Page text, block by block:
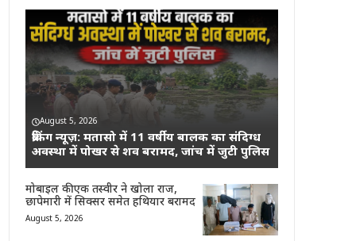
August 5, 2026
ब्रेकिंग न्यूज़: मतासो में 11 वर्षीय बालक का संदिग्ध
अवस्था में पोखर से शव बरामद, जांच में जुटी पुलिस
मोबाइल की एक तस्वीर ने खोला राज,
छापेमारी में सिक्सर समेत हथियार बरामद
August 5, 2026